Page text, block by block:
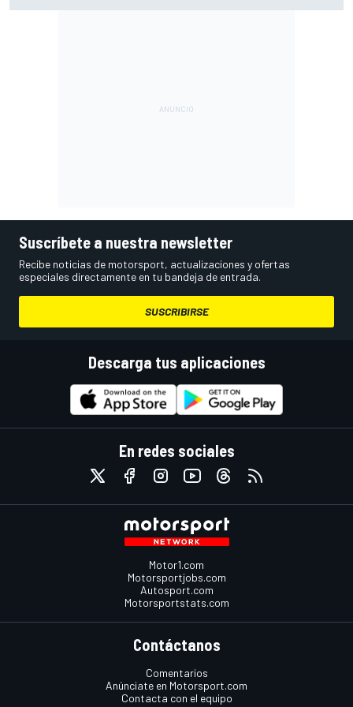
Suscríbete a nuestra newsletter
Recibe noticias de motorsport, actualizaciones y ofertas
especiales directamente en tu bandeja de entrada.
SUSCRIBIRSE
Descarga tus aplicaciones
En redes sociales
Motor1.com
Motorsportjobs.com
Autosport.com
Motorsportstats.com
Contáctanos
Comentarios
Anúnciate en Motorsport.com
Contacta con el equipo